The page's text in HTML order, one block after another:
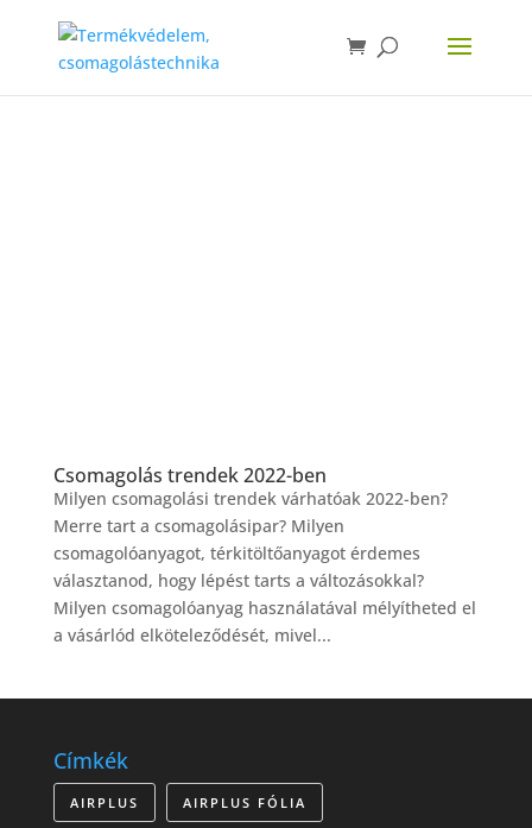
Csomagolás trendek 2022-ben
Milyen csomagolási trendek várhatóak 2022-ben?
Merre tart a csomagolásipar? Milyen
csomagolóanyagot, térkitöltőanyagot érdemes
választanod, hogy lépést tarts a változásokkal?
Milyen csomagolóanyag használatával mélyítheted el
a vásárlód elköteleződését, mivel...
Címkék
AIRPLUS AIRPLUS FÓLIA